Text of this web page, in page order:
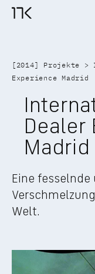
17K Startseite
[2014] Projekte >
Experience Madrid
Dealer
Madrid
Eine
Welt.